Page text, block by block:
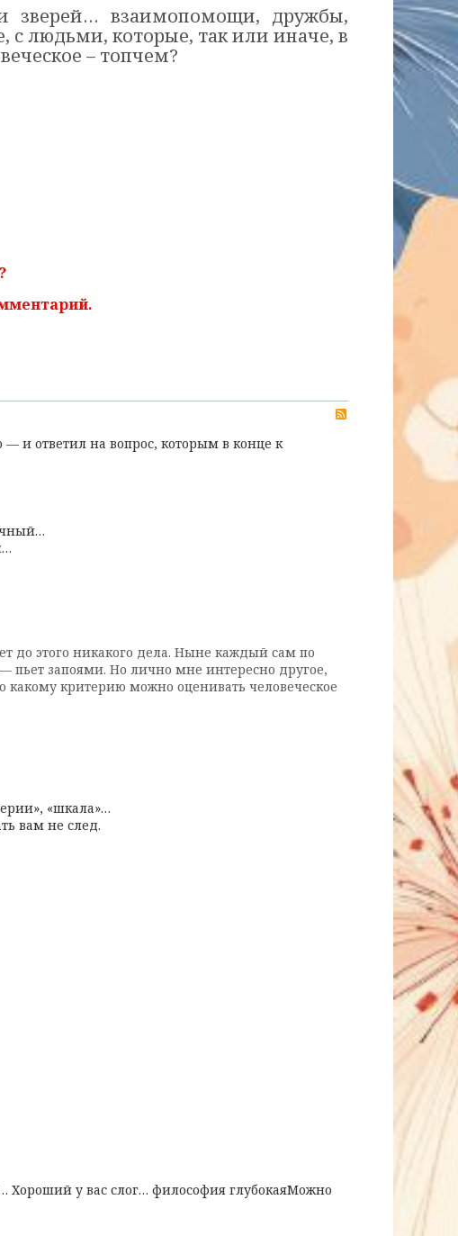
зверей… взаимопомощи, дружбы,
с людьми, которые, так или иначе, в
– топчем?
и ответил на вопрос, которым в конце к
до этого никакого дела. Ныне каждый сам по
пьет запоями. Но лично мне интересно другое,
какому критерию можно оценивать человеческое
«шкала»…
вам не след.
Хороший у вас слог… философия глубокаяМожно